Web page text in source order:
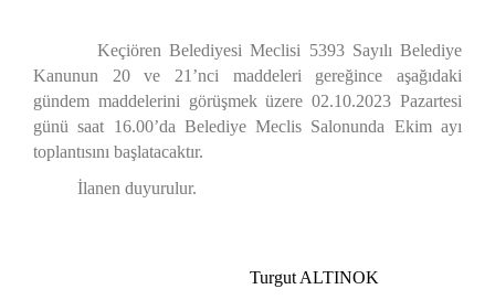
Keçiören Belediyesi Meclisi 5393 Sayılı Belediye
Kanunun 20 ve 21’nci maddeleri gereğince aşağıdaki
gündem maddelerini görüşmek üzere 02.10.2023 Pazartesi
günü saat 16.00’da Belediye Meclis Salonunda Ekim ayı
toplantısını başlatacaktır.
İlanen duyurulur.
Turgut ALTINOK